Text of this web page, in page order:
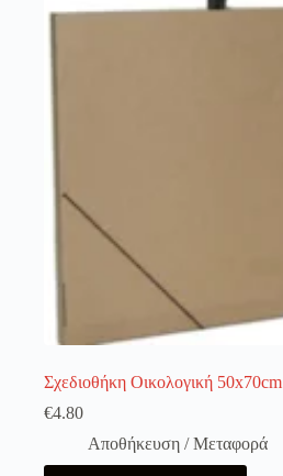
Σχεδιοθήκη Οικολογική 50x70cm
€4.80
Αποθήκευση / Μεταφορά